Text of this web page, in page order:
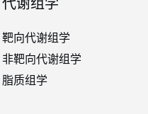
代谢组学
靶向代谢组学
非靶向代谢组学
脂质组学